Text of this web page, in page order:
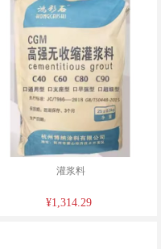
灌浆料
¥1,314.29